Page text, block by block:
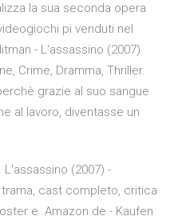
la sua seconda opera
pi venduti nel
- L'assassino (2007)
Crime, Dramma, Thriller.
grazie al suo sangue
al lavoro, diventasse un
(2007) -
cast completo, critica
e Amazon.de - Kaufen